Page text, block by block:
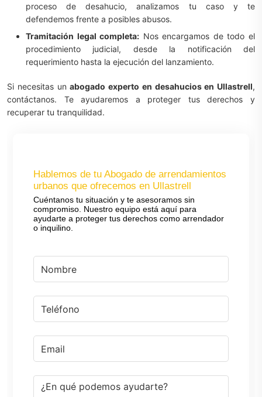
proceso de desahucio, analizamos tu caso y te
defendemos frente a posibles abusos.
Tramitación legal completa: Nos encargamos de todo el
procedimiento judicial, desde la notificación del
requerimiento hasta la ejecución del lanzamiento.
Si necesitas unabogado experto en desahucios en Ullastrell,
contáctanos. Te ayudaremos a proteger tus derechos y
recuperar tu tranquilidad.
Hablemos de tu Abogado de arrendamientos
urbanos que ofrecemos en Ullastrell
Cuéntanos tu situación y te asesoramos sin
compromiso. Nuestro equipo está aquí para
ayudarte a proteger tus derechos como arrendador
o inquilino.